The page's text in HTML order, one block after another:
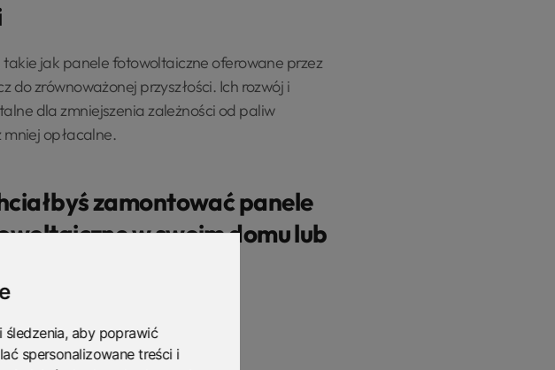
aby poprawić
spersonalizowane treści i
jak panele fotowoltaiczne oferowane przez
do zrównoważonej przyszłości. Ich rozwój i
dla zmniejszenia zależności od paliw
opłacalne.
zamontować panele
w swoim domu lub